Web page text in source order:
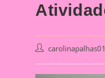
Post carolinapalhas01